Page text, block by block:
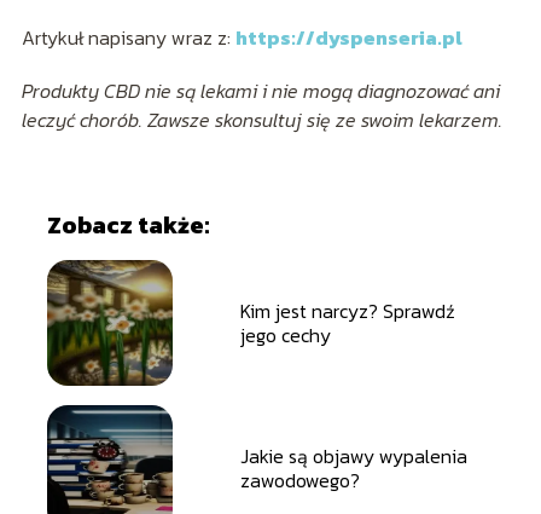
Artykuł napisany wraz z: https://dyspenseria.pl
Produkty CBD nie są lekami i nie mogą diagnozować ani
leczyć chorób. Zawsze skonsultuj się ze swoim lekarzem.
Zobacz także:
Kim jest narcyz? Sprawdź
jego cechy
Jakie są objawy wypalenia
zawodowego?